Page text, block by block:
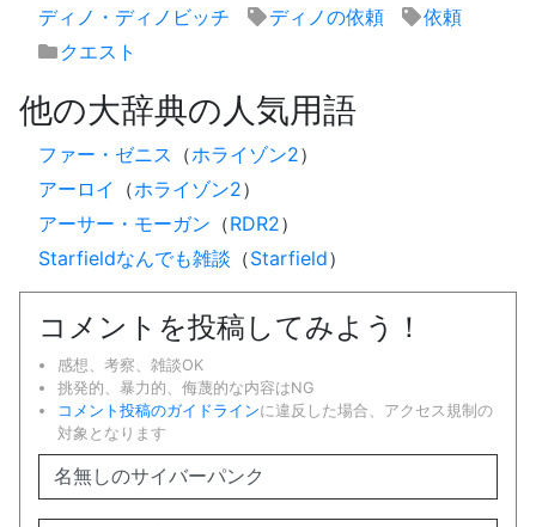
ディノ・ディノビッチ
ディノの依頼
依頼
クエスト
他の大辞典の人気用語
ファー・ゼニス （ホライゾン2）
アーロイ
（ホライゾン2）
アーサー・モーガン （RDR2）
Starfieldなんでも雑談 （Starfield）
コメントを投稿してみよう！
感想、考察、雑談OK
挑発的、暴力的、侮蔑的な内容はNG
コメント投稿のガイドラインに違反した場合、アクセス規制の
対象となります